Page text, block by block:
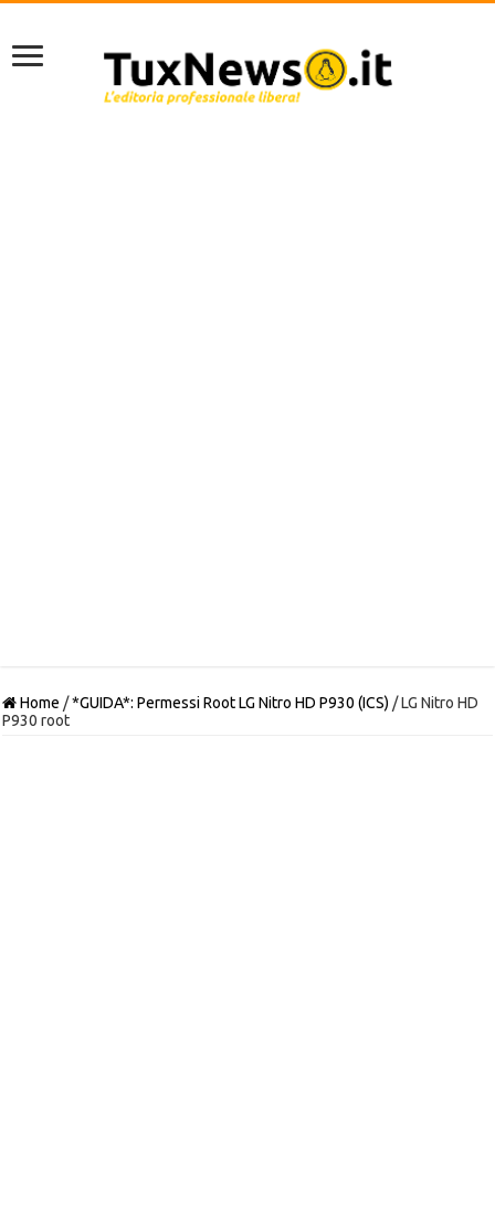
Home /*GUIDA*: Permessi Root LG Nitro HD P930 (ICS) /LG Nitro HD
P930 root